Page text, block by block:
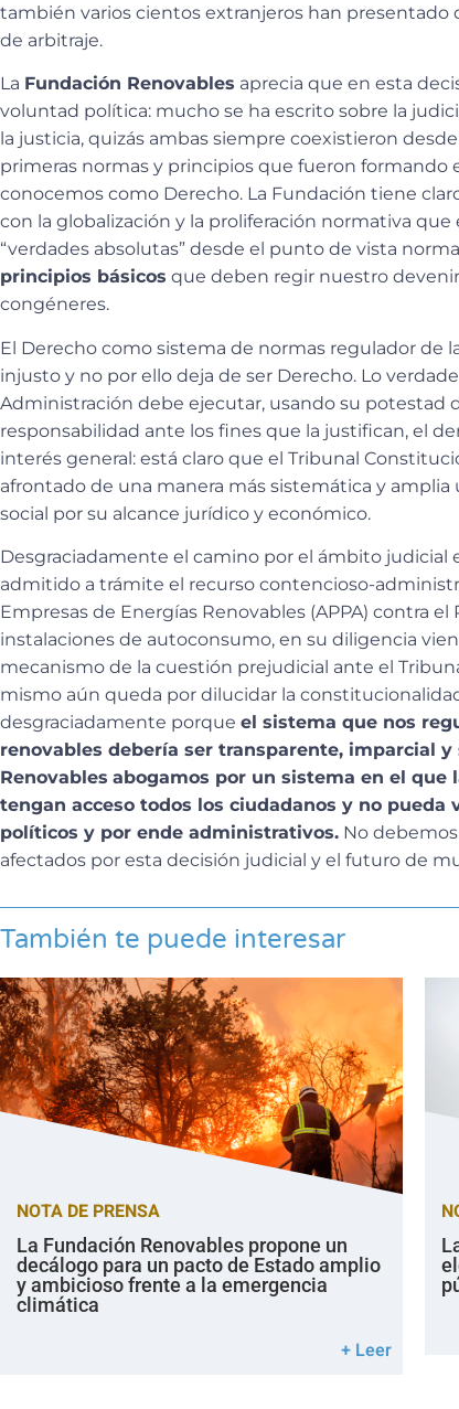
también varios cientos extranjeros han
de arbitraje.
La Fundación Renovables aprecia que en esta
voluntad política: mucho se ha escrito sobre la
la justicia, quizás ambas siempre coexistieron
primeras normas y principios que fueron
conocemos como Derecho. La Fundación tiene
con la globalización y la proliferación normativa
“verdades absolutas” desde el punto de vista
principios básicos que deben regir nuestro
congéneres.
El Derecho como sistema de normas regulador de
injusto y no por ello deja de ser Derecho. Lo
Administración debe ejecutar, usando su potestad
responsabilidad ante los fines que la justifican, el
interés general: está claro que el Tribunal
afrontado de una manera más sistemática y
social por su alcance jurídico y económico.
Desgraciadamente el camino por el ámbito judicial
admitido a trámite el recurso contencioso-
Empresas de Energías Renovables (APPA) contra el
instalaciones de autoconsumo, en su diligencia
mecanismo de la cuestión prejudicial ante el
mismo aún queda por dilucidar la
desgraciadamente porque el sistema que nos
renovables debería ser transparente, imparcial
Renovables abogamos por un sistema en el que
tengan acceso todos los ciudadanos y no pueda
políticos y por ende administrativos. No
afectados por esta decisión judicial y el futuro de
También te puede interesar
NOTA DE PRENSA
La Fundación Renovables propone un
decálogo para un pacto de Estado amplio
y ambicioso frente a la emergencia
climática
+ Leer